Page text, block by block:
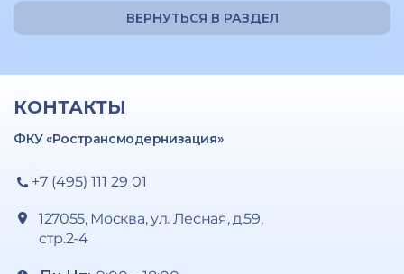
ВЕРНУТЬСЯ В РАЗДЕЛ
КОНТАКТЫ
ФКУ «Ространсмодернизация»
+7 (495) 111 29 01
127055, Москва, ул. Лесная, д.59,
стр.2-4